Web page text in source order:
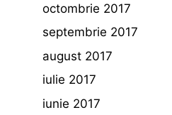
octombrie 2017
septembrie 2017
august 2017
iulie 2017
iunie 2017